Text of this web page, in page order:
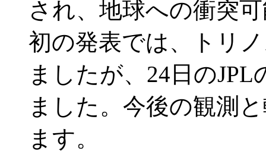
され、地球への衝突
初の発表では、トリ
ましたが、24日の
ました。今後の観測
ます。